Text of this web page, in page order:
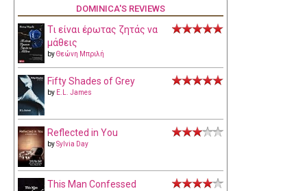
DOMINICA'S REVIEWS
Τι είναι έρωτας ζητάς να
μάθεις
byΘεώνη Μπριλή
Fifty Shades of Grey
by E.L. James
Reflected in You
bySylvia Day
This Man Confessed